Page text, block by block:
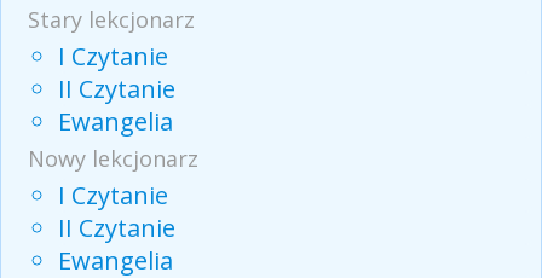
Stary lekcjonarz
I Czytanie
II Czytanie
Ewangelia
Nowy lekcjonarz
I Czytanie
II Czytanie
Ewangelia